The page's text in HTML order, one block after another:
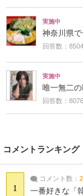
実施中
神奈川県
回答数：8504
実施中
唯一無二
回答数：8076
コメントランキング
1
コメント数：
一番好きな「